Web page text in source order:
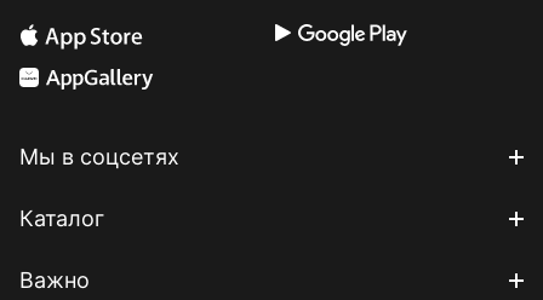
Мы в соцсетях
Каталог
Важно